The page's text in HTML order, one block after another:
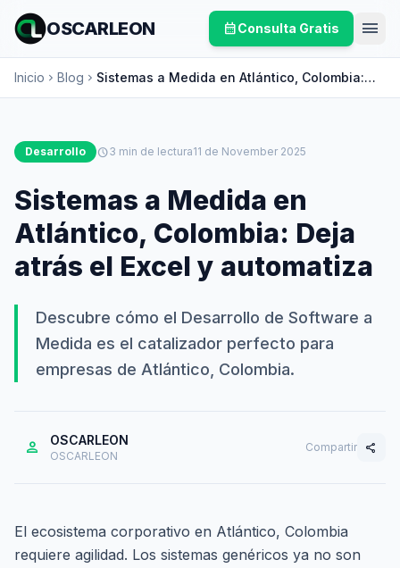
OSCARLEON calendar_monthConsulta Gratis menu
Inicio chevron_right Blog chevron_right Sistemas a Medida en Atlántico, Colombia:
Deja atrás el Excel y automatiza
Desarrollo schedule3 min de lectura11 de November 2025
Sistemas a Medida en
Atlántico, Colombia: Deja
atrás el Excel y automatiza
Descubre cómo el Desarrollo de Software a
Medida es el catalizador perfecto para
empresas de Atlántico, Colombia.
person OSCARLEON
OSCARLEON
Compartir share
El ecosistema corporativo en Atlántico, Colombia
requiere agilidad. Los sistemas genéricos ya no son